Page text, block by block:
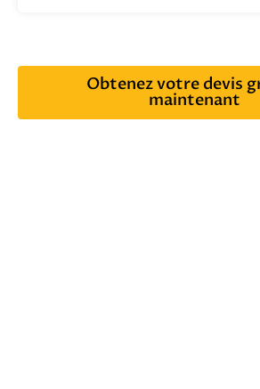
Obtenez votre devis
maintenant